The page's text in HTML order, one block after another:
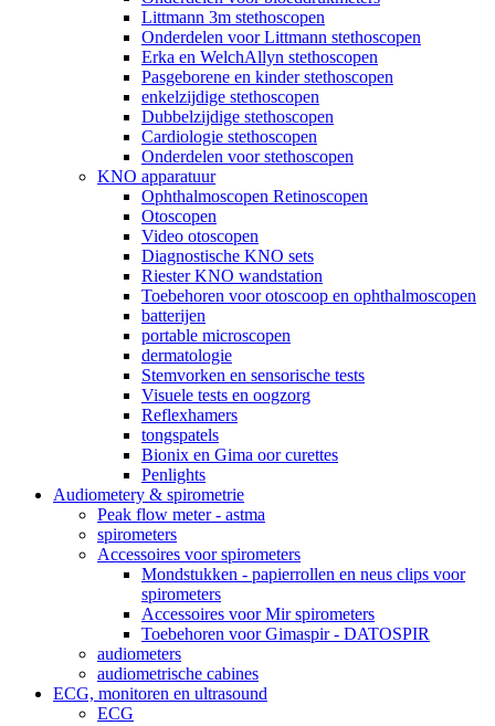
Littmann 3m stethoscopen
Onderdelen voor Littmann stethoscopen
Erka en WelchAllyn stethoscopen
Pasgeborene en kinder stethoscopen
enkelzijdige stethoscopen
Dubbelzijdige stethoscopen
Cardiologie stethoscopen
Onderdelen voor stethoscopen
KNO apparatuur
Ophthalmoscopen Retinoscopen
Otoscopen
Video otoscopen
Diagnostische KNO sets
Riester KNO wandstation
Toebehoren voor otoscoop en ophthalmoscopen
batterijen
portable microscopen
dermatologie
Stemvorken en sensorische tests
Visuele tests en oogzorg
Reflexhamers
tongspatels
Bionix en Gima oor curettes
Penlights
Audiometery & spirometrie
Peak flow meter - astma
spirometers
Accessoires voor spirometers
Mondstukken - papierrollen en neus clips voor
spirometers
Accessoires voor Mir spirometers
Toebehoren voor Gimaspir - DATOSPIR
audiometers
audiometrische cabines
ECG, monitoren en ultrasound
ECG